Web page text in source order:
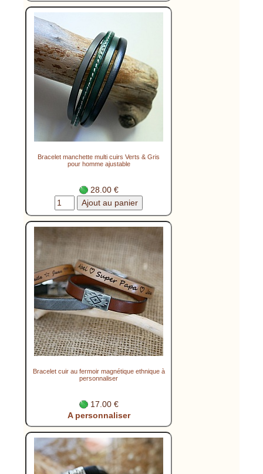
Bracelet manchette multi cuirs Verts & Gris
pour homme ajustable
28.00 €
Bracelet cuir au fermoir magnétique ethnique à
personnaliser
17.00 €
A personnaliser